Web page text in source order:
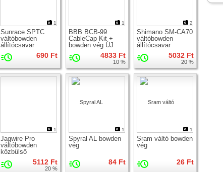
1
Sunrace SPTC
váltóbowden
állítócsavar
690 Ft
1
BBB BCB-99
CableCap Kit +
bowden vég ÚJ
4833 Ft
10 %
2
Shimano SM-CA70
váltóbowden
állítócsavar
5032 Ft
20 %
1
Jagwire Pro
váltóbowden
közbülső
állítócsavar5112 Ft
20 %
1
Spyral AL bowden
vég
84 Ft
1
Sram váltó bowden
vég
26 Ft